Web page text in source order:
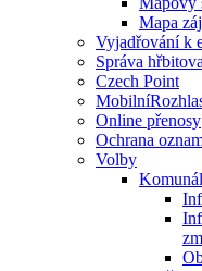
Mapa
Vyjadřování k
Správa hřbitova
Czech Point
Online přenosy
Ochrana
Volby